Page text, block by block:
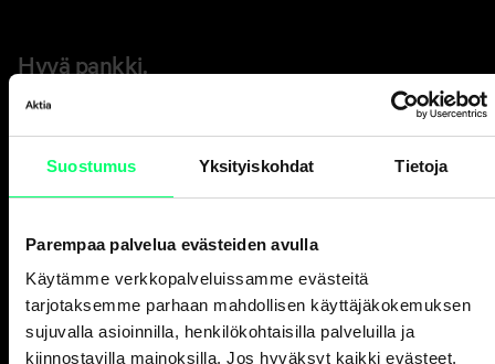
Suostumus Yksityiskohdat Tietoja
Parempaa palvelua evästeiden avulla
Käytämme verkkopalveluissamme evästeitä
tarjotaksemme parhaan mahdollisen käyttäjäkokemuksen
sujuvalla asioinnilla, henkilökohtaisilla palveluilla ja
kiinnostavilla mainoksilla. Jos hyväksyt kaikki evästeet,
Hyvä pankki.
Ja erinomainen
Henkilöasiakkaat
ark. 8-18
010 247 010
Yritysasiakkaat